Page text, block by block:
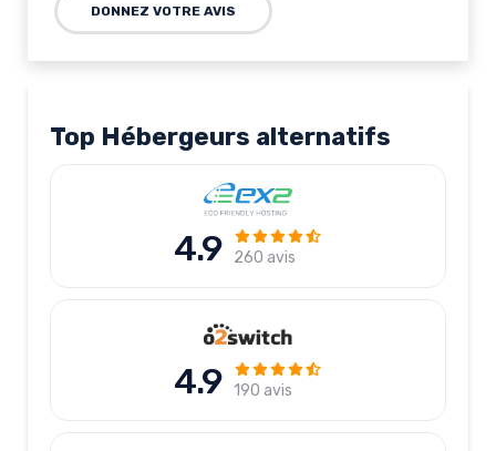
DONNEZ VOTRE AVIS
Top Hébergeurs alternatifs
4.9 260 avis
4.9 190 avis